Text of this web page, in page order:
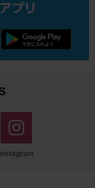
Instagram